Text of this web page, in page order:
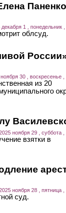
декабря 1 , понедельник ,
облсуд.
30 , воскресенье ,
из 20
ноября 29 , суббота ,
взятки в
ноября 28 , пятница ,
суд.